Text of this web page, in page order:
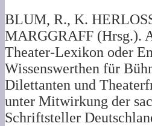
BLUM, R., K.
MARGGRAFF (Hrsg.).
Theater-Lexikon oder
Wissenswerthen für
Dilettanten und
unter Mitwirkung der
Schriftsteller